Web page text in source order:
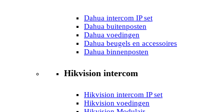
Dahua intercom IP set
Dahua buitenposten
Dahua voedingen
Dahua beugels en accessoires
Dahua binnenposten
Hikvision intercom
Hikvision intercom IP set
Hikvision voedingen